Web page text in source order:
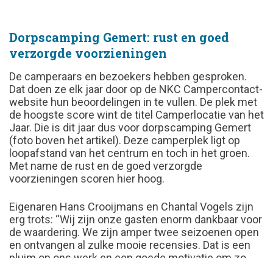
Dorpscamping Gemert: rust en goed
verzorgde voorzieningen
De camperaars en bezoekers hebben gesproken.
Dat doen ze elk jaar door op de NKC Campercontact-
website hun beoordelingen in te vullen. De plek met
de hoogste score wint de titel Camperlocatie van het
Jaar. Die is dit jaar dus voor dorpscamping Gemert
(foto boven het artikel). Deze camperplek ligt op
loopafstand van het centrum en toch in het groen.
Met name de rust en de goed verzorgde
voorzieningen scoren hier hoog.
Eigenaren Hans Crooijmans en Chantal Vogels zijn
erg trots: “Wij zijn onze gasten enorm dankbaar voor
de waardering. We zijn amper twee seizoenen open
en ontvangen al zulke mooie recensies. Dat is een